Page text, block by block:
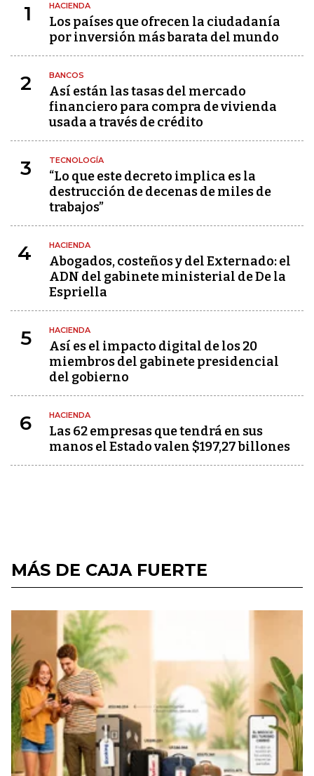
1 HACIENDA
Los países que ofrecen la ciudadanía
por inversión más barata del mundo
2 BANCOS
Así están las tasas del mercado
financiero para compra de vivienda
usada a través de crédito
3 TECNOLOGÍA
“Lo que este decreto implica es la
destrucción de decenas de miles de
trabajos”
4 HACIENDA
Abogados, costeños y del Externado: el
ADN del gabinete ministerial de De la
Espriella
5 HACIENDA
Así es el impacto digital de los 20
miembros del gabinete presidencial
del gobierno
6 HACIENDA
Las 62 empresas que tendrá en sus
manos el Estado valen $197,27 billones
MÁS DE CAJA FUERTE